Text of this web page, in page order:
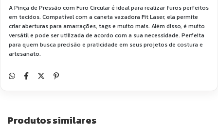
A Pinça de Pressão com Furo Circular é ideal para realizar furos perfeitos
em tecidos. Compatível com a caneta vazadora Fit Laser, ela permite
criar aberturas para amarrações, tags e muito mais. Além disso, é muito
versátil e pode ser utilizada de acordo com a sua necessidade. Perfeita
para quem busca precisão e praticidade em seus projetos de costura e
artesanato.
Produtos similares